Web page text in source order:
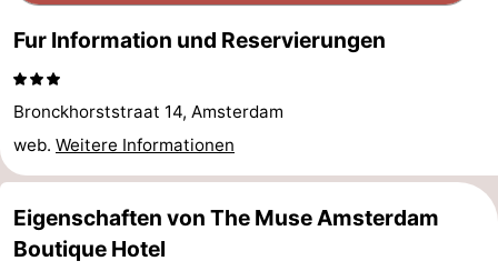
trinken
-
Märkte
-
Warenhäuser
Veranstaltungen
Spezial
Kanale
Fur Information und Reservierungen
Bronckhorststraat 14, Amsterdam
web. Weitere Informationen
Eigenschaften von The Muse Amsterdam
Boutique Hotel